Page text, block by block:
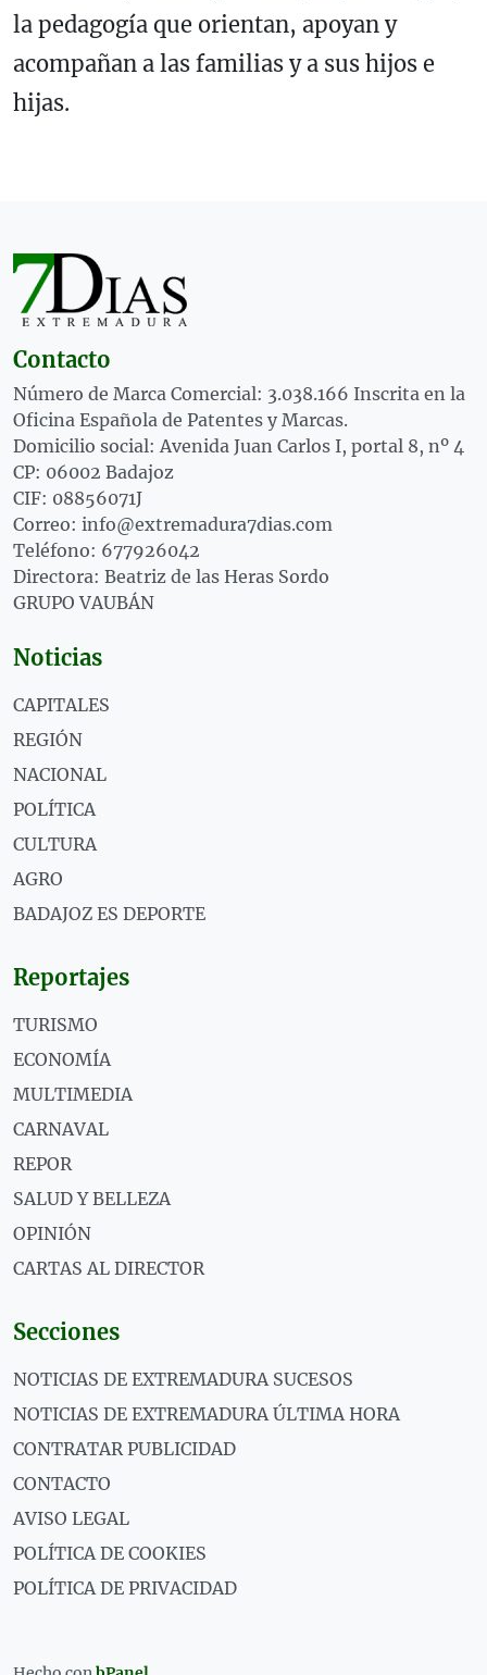
la pedagogía que orientan, apoyan y
acompañan a las familias y a sus hijos e
hijas.
Contacto
Número de Marca Comercial: 3.038.166 Inscrita en la
Oficina Española de Patentes y Marcas.
Domicilio social: Avenida Juan Carlos I, portal 8, nº 4
CP: 06002 Badajoz
CIF: 08856071J
Correo: info@extremadura7dias.com
Teléfono: 677926042
Directora: Beatriz de las Heras Sordo
GRUPO VAUBÁN
Noticias
CAPITALES
REGIÓN
NACIONAL
POLÍTICA
CULTURA
AGRO
BADAJOZ ES DEPORTE
Reportajes
TURISMO
ECONOMÍA
MULTIMEDIA
CARNAVAL
REPOR
SALUD Y BELLEZA
OPINIÓN
CARTAS AL DIRECTOR
Secciones
NOTICIAS DE EXTREMADURA SUCESOS
NOTICIAS DE EXTREMADURA ÚLTIMA HORA
CONTRATAR PUBLICIDAD
CONTACTO
AVISO LEGAL
POLÍTICA DE COOKIES
POLÍTICA DE PRIVACIDAD